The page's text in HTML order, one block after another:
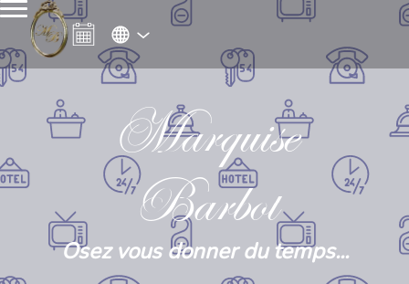
Marquise
Barbot
Osez vous donner du temps...